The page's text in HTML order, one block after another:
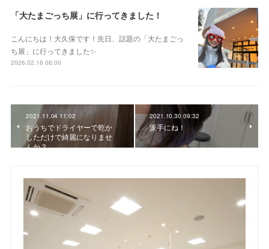
「大たまごっち展」に行ってきました！
こんにちは！大久保です！先日、話題の「大たまごっ
ち展」に行ってきました✨
2026.02.18 06:00
2021.11.04 11:02
おうちでドライヤーで乾か
しただけで綺麗になりませ
んか？
2021.10.30 09:32
派手にね！